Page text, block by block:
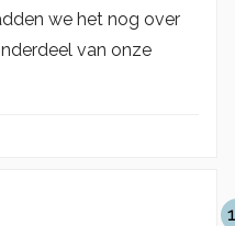
we het nog over
van onze